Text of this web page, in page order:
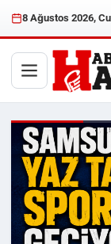
8 Ağustos 2026,